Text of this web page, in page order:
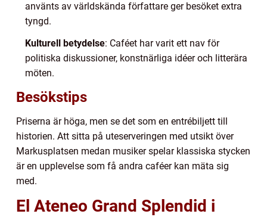
använts av världskända författare ger besöket extra
tyngd.
Kulturell betydelse: Caféet har varit ett nav för
politiska diskussioner, konstnärliga idéer och litterära
möten.
Besökstips
Priserna är höga, men se det som en entrébiljett till
historien. Att sitta på uteserveringen med utsikt över
Markusplatsen medan musiker spelar klassiska stycken
är en upplevelse som få andra caféer kan mäta sig
med.
El Ateneo Grand Splendid i